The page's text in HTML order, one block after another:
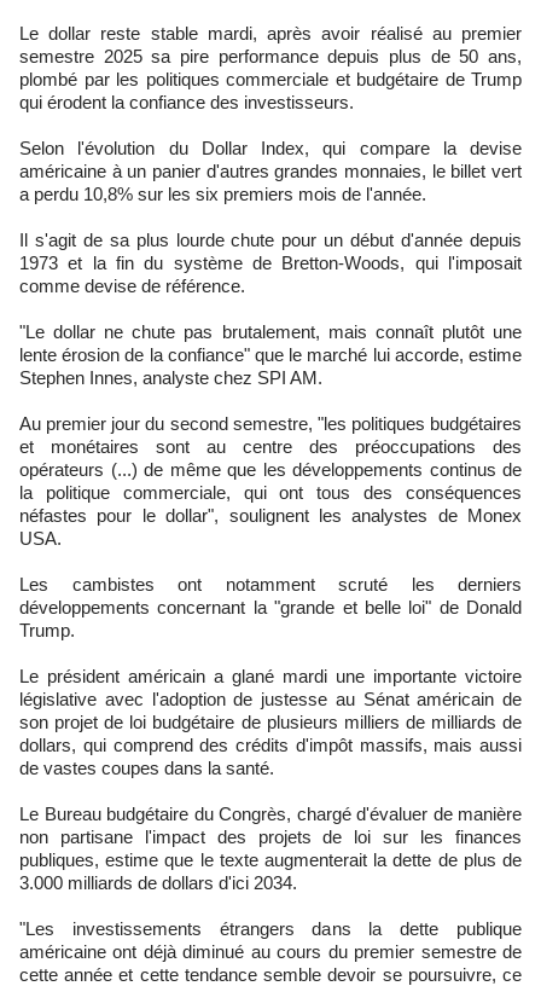
Le dollar reste stable mardi, après avoir réalisé au premier
semestre 2025 sa pire performance depuis plus de 50 ans,
plombé par les politiques commerciale et budgétaire de Trump
qui érodent la confiance des investisseurs.
Selon l'évolution du Dollar Index, qui compare la devise
américaine à un panier d'autres grandes monnaies, le billet vert
a perdu 10,8% sur les six premiers mois de l'année.
Il s'agit de sa plus lourde chute pour un début d'année depuis
1973 et la fin du système de Bretton-Woods, qui l'imposait
comme devise de référence.
"Le dollar ne chute pas brutalement, mais connaît plutôt une
lente érosion de la confiance" que le marché lui accorde, estime
Stephen Innes, analyste chez SPI AM.
Au premier jour du second semestre, "les politiques budgétaires
et monétaires sont au centre des préoccupations des
opérateurs (...) de même que les développements continus de
la politique commerciale, qui ont tous des conséquences
néfastes pour le dollar", soulignent les analystes de Monex
USA.
Les cambistes ont notamment scruté les derniers
développements concernant la "grande et belle loi" de Donald
Trump.
Le président américain a glané mardi une importante victoire
législative avec l'adoption de justesse au Sénat américain de
son projet de loi budgétaire de plusieurs milliers de milliards de
dollars, qui comprend des crédits d'impôt massifs, mais aussi
de vastes coupes dans la santé.
Le Bureau budgétaire du Congrès, chargé d'évaluer de manière
non partisane l'impact des projets de loi sur les finances
publiques, estime que le texte augmenterait la dette de plus de
3.000 milliards de dollars d'ici 2034.
"Les investissements étrangers dans la dette publique
américaine ont déjà diminué au cours du premier semestre de
cette année et cette tendance semble devoir se poursuivre, ce